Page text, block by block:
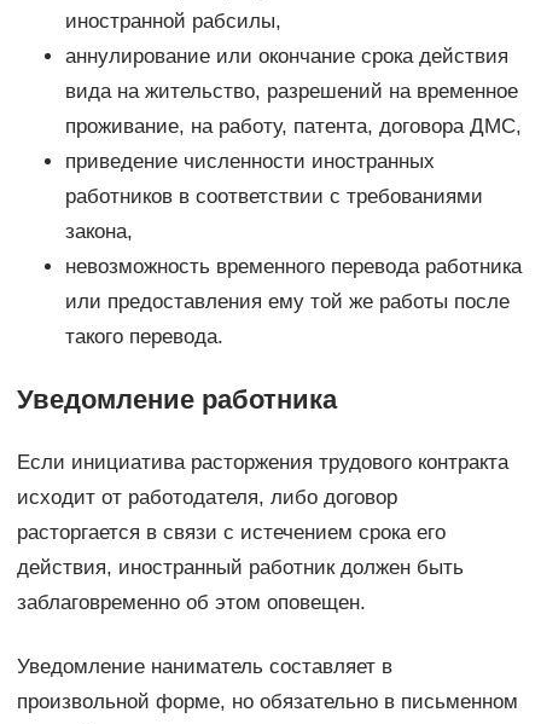
иностранной рабсилы,
аннулирование или окончание срока действия
вида на жительство, разрешений на временное
проживание, на работу, патента, договора ДМС,
приведение численности иностранных
работников в соответствии с требованиями
закона,
невозможность временного перевода работника
или предоставления ему той же работы после
такого перевода.
Уведомление работника
Если инициатива расторжения трудового контракта
исходит от работодателя, либо договор
расторгается в связи с истечением срока его
действия, иностранный работник должен быть
заблаговременно об этом оповещен.
Уведомление наниматель составляет в
произвольной форме, но обязательно в письменном